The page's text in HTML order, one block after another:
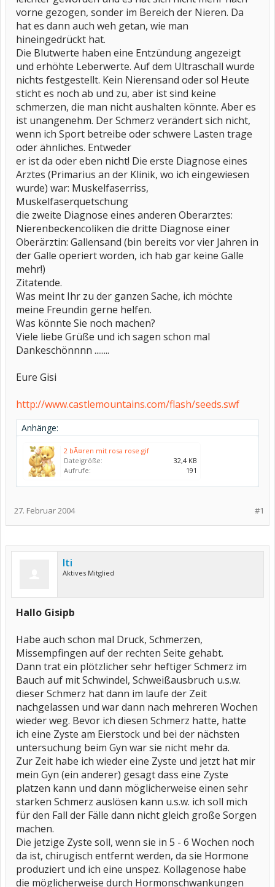
vorne gezogen, sonder im Bereich der Nieren. Da
hat es dann auch weh getan, wie man
hineingedrückt hat.
Die Blutwerte haben eine Entzündung angezeigt
und erhöhte Leberwerte. Auf dem Ultraschall wurde
nichts festgestellt. Kein Nierensand oder so! Heute
sticht es noch ab und zu, aber ist sind keine
schmerzen, die man nicht aushalten könnte. Aber es
ist unangenehm. Der Schmerz verändert sich nicht,
wenn ich Sport betreibe oder schwere Lasten trage
oder ähnliches. Entweder
er ist da oder eben nicht! Die erste Diagnose eines
Arztes (Primarius an der Klinik, wo ich eingewiesen
wurde) war: Muskelfaserriss,
Muskelfaserquetschung
die zweite Diagnose eines anderen Oberarztes:
Nierenbeckencoliken die dritte Diagnose einer
Oberärztin: Gallensand (bin bereits vor vier Jahren in
der Galle operiert worden, ich hab gar keine Galle
mehr!)
Zitatende.
Was meint Ihr zu der ganzen Sache, ich möchte
meine Freundin gerne helfen.
Was könnte Sie noch machen?
Viele liebe Grüße und ich sagen schon mal
Dankeschönnnn ........
Eure Gisi
http://www.castlemountains.com/flash/seeds.swf
Anhänge:
2 bÃ¤ren mit rosa rose.gif
Dateigröße:
32,4 KB
Aufrufe:
191
#1
27. Februar 2004
Iti
Aktives Mitglied
Hallo Gisipb
Habe auch schon mal Druck, Schmerzen,
Missempfingen auf der rechten Seite gehabt.
Dann trat ein plötzlicher sehr heftiger Schmerz im
Bauch auf mit Schwindel, Schweißausbruch u.s.w.
dieser Schmerz hat dann im laufe der Zeit
nachgelassen und war dann nach mehreren Wochen
wieder weg. Bevor ich diesen Schmerz hatte, hatte
ich eine Zyste am Eierstock und bei der nächsten
untersuchung beim Gyn war sie nicht mehr da.
Zur Zeit habe ich wieder eine Zyste und jetzt hat mir
mein Gyn (ein anderer) gesagt dass eine Zyste
platzen kann und dann möglicherweise einen sehr
starken Schmerz auslösen kann u.s.w. ich soll mich
für den Fall der Fälle dann nicht gleich große Sorgen
machen.
Die jetzige Zyste soll, wenn sie in 5 - 6 Wochen noch
da ist, chirugisch entfernt werden, da sie Hormone
produziert und ich eine unspez. Kollagenose habe
die möglicherweise durch Hormonschwankungen